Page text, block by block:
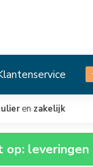
en zakelijk